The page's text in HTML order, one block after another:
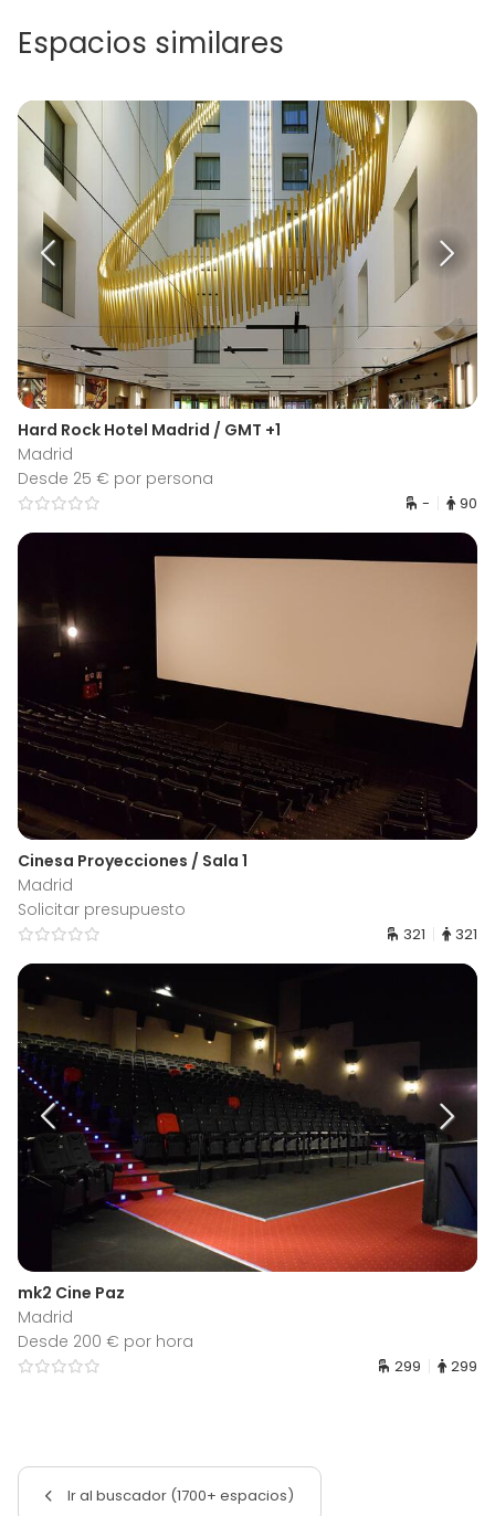
Espacios similares
Hard Rock Hotel Madrid / GMT +1
Madrid
Desde 25 € por persona
- 90
Cinesa Proyecciones / Sala 1
Madrid
Solicitar presupuesto
321 321
mk2 Cine Paz
Madrid
Desde 200 € por hora
299 299
Ir al buscador (1700+ espacios)